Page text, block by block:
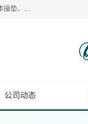
【1分钟前更新】盐山洛龙体育器材销售有限公司批量供应：300米障碍器材、400米障碍器材、部队训练器材、双杠、体操垫、舞蹈把杆等产品。盐山洛龙体育器材销售有限公司经过多年的发展，集研发，生产，销售，售后服务为一体. 奉行“质量，信誉，服务”的宗旨，以开拓创新的精神和真诚守信的态度积极进取。
公司动态